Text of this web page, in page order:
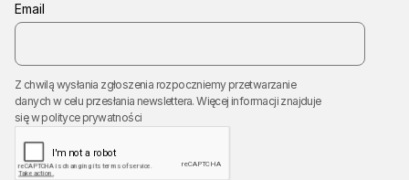
Email
Z chwilą wysłania zgłoszenia rozpoczniemy przetwarzanie
danych w celu przesłania newslettera. Więcej informacji znajduje
się wpolityce prywatności